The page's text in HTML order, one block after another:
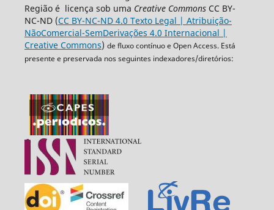
Região é licença sob uma Creative CommonsCC BY-
NC-ND (CC BY-NC-ND 4.0 Texto Legal | Atribuição-
NãoComercial-SemDerivações 4.0 Internacional |
Creative Commons) de fluxo contínuo e Open Access. Está
presente e preservada nos seguintes indexadores/diretórios: